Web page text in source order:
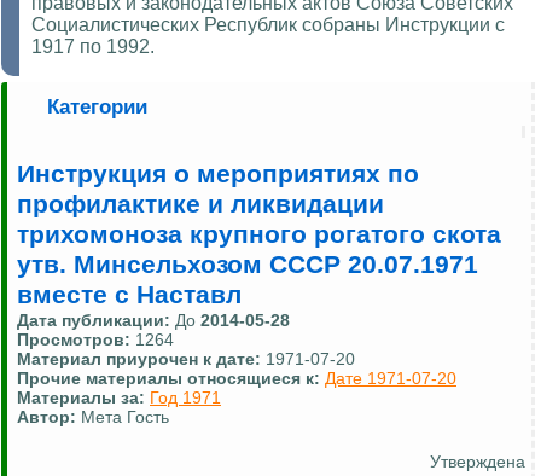
Социалистических Республик собраны Инструкции с
1917 по 1992.
Категории
Инструкция о мероприятиях по
профилактике и ликвидации
трихомоноза крупного рогатого скота
утв. Минсельхозом СССР 20.07.1971
вместе с Наставл
Дата публикации: До 2014-05-28
Просмотров: 1264
Материал приурочен к дате: 1971-07-20
Прочие материалы относящиеся к: Дате 1971-07-20
Материалы за: Год 1971
Автор: Мета Гость
Утверждена